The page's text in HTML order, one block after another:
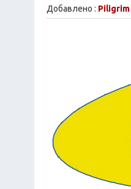
Добавлено : Piligrim